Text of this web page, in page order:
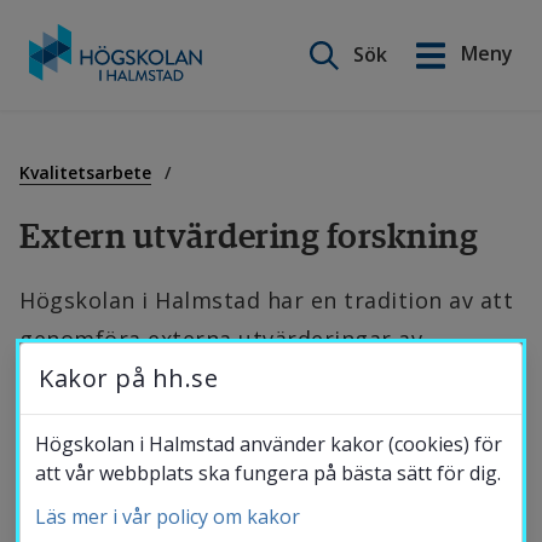
innehåll
Sök
Meny
Kvalitetsarbete
Extern utvärdering forskning
Högskolan i Halmstad har en tradition av att
genomföra externa utvärderingar av
forskning och forskningsmiljöernas arbete.
Utvärderingarna har haft olika karaktär, men
den senaste genomförda utvärderingen –
ARC13 – fokuserade på samproduktion.
English
Utbildning
Forskning
Samverkan
Om Högskolan
Kakor på hh.se
Högskolan i Halmstad använder kakor (cookies) för
att vår webbplats ska fungera på bästa sätt för dig.
Läs mer i vår policy om kakor